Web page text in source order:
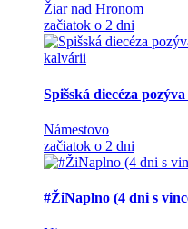
Žiar nad Hronom
začiatok o 2 dni
Spišská diecéza
Námestovo
začiatok o 2 dni
#ŽiNaplno (4 dni s